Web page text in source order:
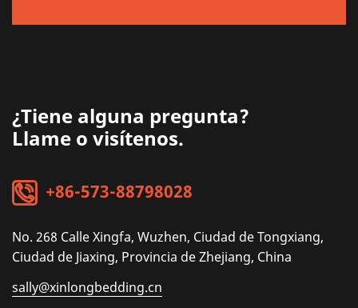
¿Tiene alguna pregunta?
Llame o visítenos.
+86-573-88798028
No. 268 Calle Xingfa, Wuzhen, Ciudad de Tongxiang,
Ciudad de Jiaxing, Provincia de Zhejiang, China
sally@xinlongbedding.cn